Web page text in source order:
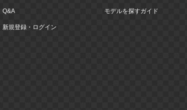
Q&A
新規登録・ログイン
モデルを探すガイド